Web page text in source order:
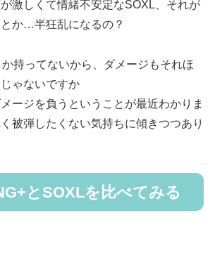
激しくて情緒不安定なSOXL、それが
か…半狂乱になるの？
持ってないから、ダメージもそれほ
ゃないですか
ージを負うということが最近わかりま
被弾したくない気持ちに傾きつつあり
とSOXLを比べてみる